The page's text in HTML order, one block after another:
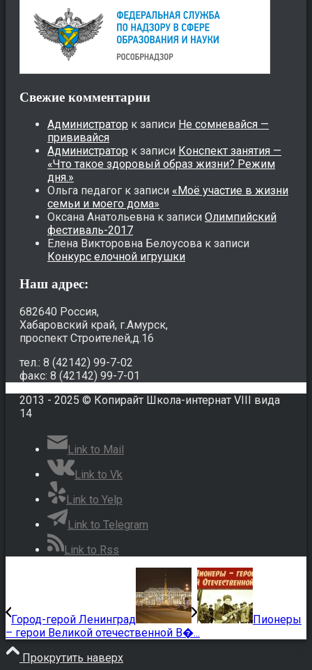
Свежие комментарии
Администратор к записи Не сомневайся —
прививайся
Администратор к записи Конспект занятия —
«Что такое здоровый образ жизни? Режим
дня.»
Ольга педагог к записи «Моё участие в жизни
семьи и моего дома»
Оксана Анатольевна к записи Олимпийский
фестиваль-2017
Елена Викторовна Белоусова к записи
Конкурс елочной игрушки
Наш адрес:
682640 Россия,
Хабаровский край, г.Амурск,
проспект Строителей,д.16
тел.: 8 (42142) 99-7-02
факс: 8 (42142) 99-7-01
2013 - 2025 © Копирайт Школа-интернат VIII вида
14
Link to Mail
Link to Vk
Link to Yelp
Link to Telegram
Link to Rss
Город-герой Ленинград
Пионеры
– герои Великой отечественной В�...
Прокрутить наверх